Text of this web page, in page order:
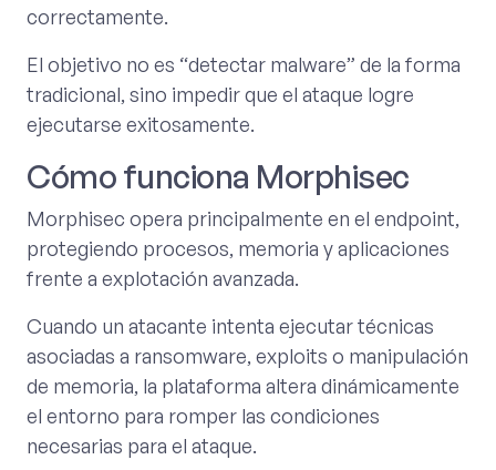
correctamente.
El objetivo no es “detectar malware” de la forma
tradicional, sino impedir que el ataque logre
ejecutarse exitosamente.
Cómo funciona Morphisec
Morphisec opera principalmente en el endpoint,
protegiendo procesos, memoria y aplicaciones
frente a explotación avanzada.
Cuando un atacante intenta ejecutar técnicas
asociadas a ransomware, exploits o manipulación
de memoria, la plataforma altera dinámicamente
el entorno para romper las condiciones
necesarias para el ataque.